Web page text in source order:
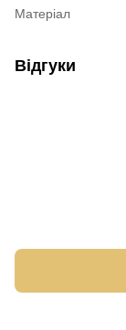
Матеріал
Відгуки